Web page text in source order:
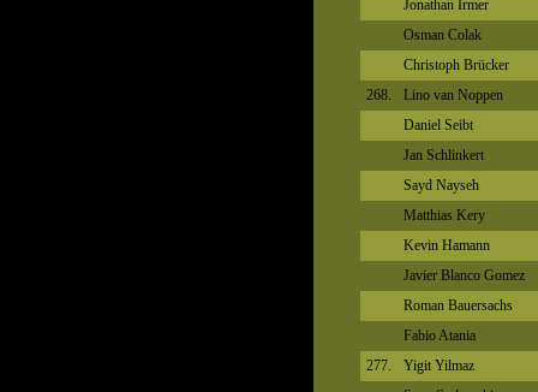
Jonathan Irmer
Osman Colak
Christoph Brücker
268.
Lino van Noppen
Daniel Seibt
Jan Schlinkert
Sayd Nayseh
Matthias Kery
Kevin Hamann
Javier Blanco Gomez
Roman Bauersachs
Fabio Atania
277.
Yigit Yilmaz